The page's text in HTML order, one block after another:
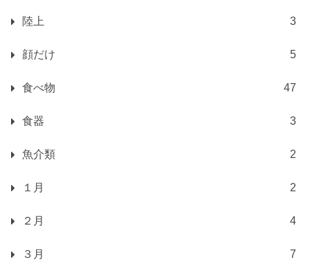
陸上 3
顔だけ 5
食べ物 47
食器 3
魚介類 2
１月 2
２月 4
３月 7